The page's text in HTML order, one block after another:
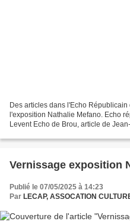
Des articles dans l'Echo
l'exposition Nathalie Mefano. Echo
Levent Echo de Brou, article de
Vernissage exposition
Publié le 07/05/2025 à 14:23
Par LECAP, ASSOCATION